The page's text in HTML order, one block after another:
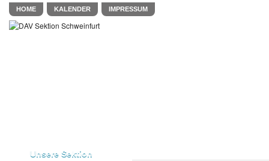
HOME KALENDER IMPRESSUM
Unsere Sektion